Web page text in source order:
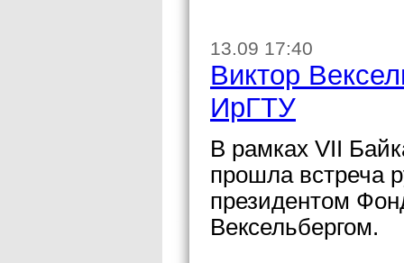
13.09 17:40
Виктор
ИрГТУ
В рамках VII
прошла встреча
президентом
Вексельбергом.